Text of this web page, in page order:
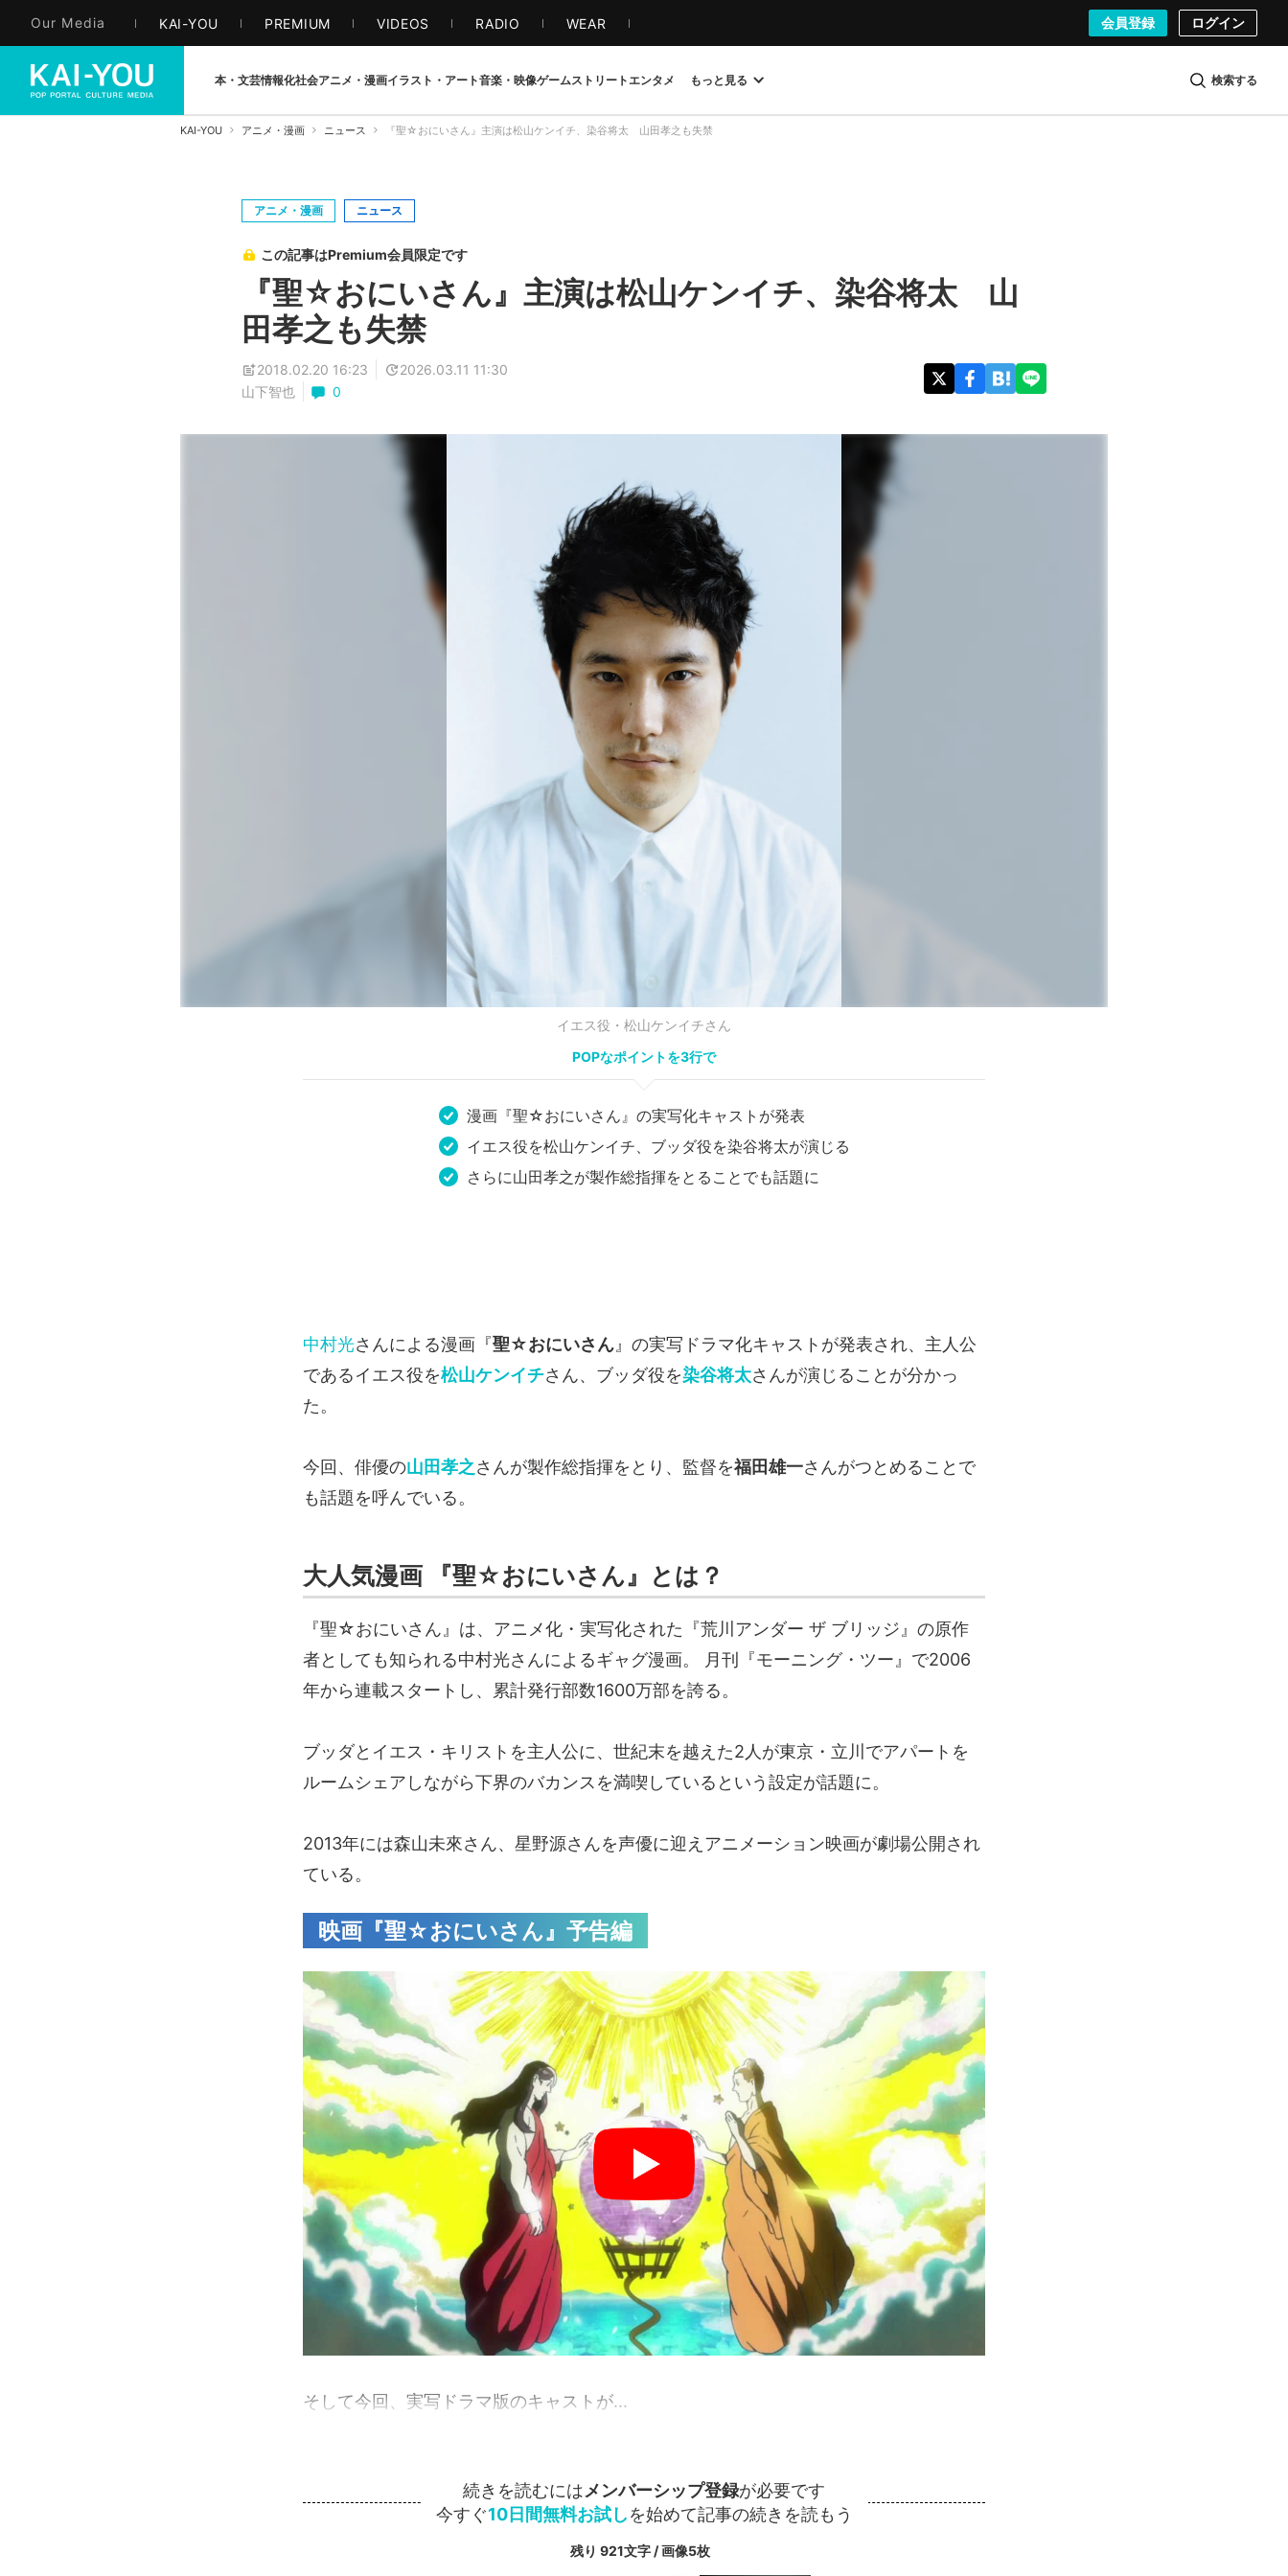
Our Media KAI-YOU PREMIUM VIDEOS RADIO WEAR 会員登録 ログイン
本・文芸情報化社会アニメ・漫画イラスト・アート音楽・映像ゲームストリート エンタメ もっと見る 検索する
KAI-YOU アニメ・漫画 ニュース 『聖☆おにいさん』主演は松山ケンイチ、染谷将太 山田孝之も失禁
アニメ・漫画 ニュース
この記事はPremium会員限定です
『聖☆おにいさん』主演は松山ケンイチ、染谷将太 山
田孝之も失禁
2018.02.20 16:23
2026.03.11 11:30
山下智也
0
イエス役・松山ケンイチさん
POPなポイントを3行で
漫画『聖☆おにいさん』の実写化キャストが発表
イエス役を松山ケンイチ、ブッダ役を染谷将太が演じる
さらに山田孝之が製作総指揮をとることでも話題に
中村光さんによる漫画『聖☆おにいさん 』の実写ドラマ化キャストが発表され、主人公
であるイエス役を松山ケンイチさん、ブッダ役を染谷将太さんが演じることが分かっ
た。
今回、俳優の山田孝之さんが製作総指揮をとり、監督を福田雄一さんがつとめることで
も話題を呼んでいる。
大人気漫画 『聖☆おにいさん』とは？
『聖☆おにいさん』は、アニメ化・実写化された『荒川アンダー ザ ブリッジ』の原作
者としても知られる中村光さんによるギャグ漫画。 月刊『モーニング・ツー』で2006
年から連載スタートし、累計発行部数1600万部を誇る。
ブッダとイエス・キリストを主人公に、世紀末を越えた2人が東京・立川でアパートを
ルームシェアしながら下界のバカンスを満喫しているという設定が話題に。
2013年には森山未來さん、星野源さんを声優に迎えアニメーション映画が劇場公開され
ている。
映画『聖☆おにいさん』予告編
そして今回、実写ドラマ版のキャストが...
続きを読むにはメンバーシップ登録が必要です
今すぐ10日間無料お試しを始めて記事の続きを読もう
残り 921文字 / 画像5枚